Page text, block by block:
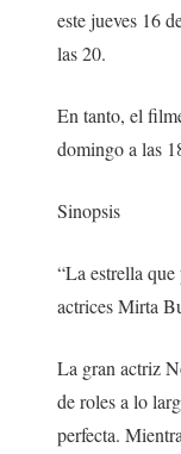
este jueves 16
las 20.
En tanto, el
domingo a las
Sinopsis
“La estrella
actrices Mirta
La gran actriz
de roles a lo
perfecta.